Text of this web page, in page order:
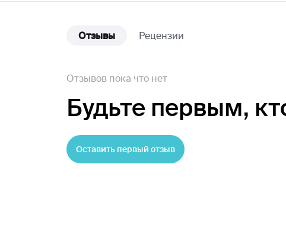
Отзывы Рецензии
Отзывов пока что нет
Будьте первым,
Оставить первый отзыв